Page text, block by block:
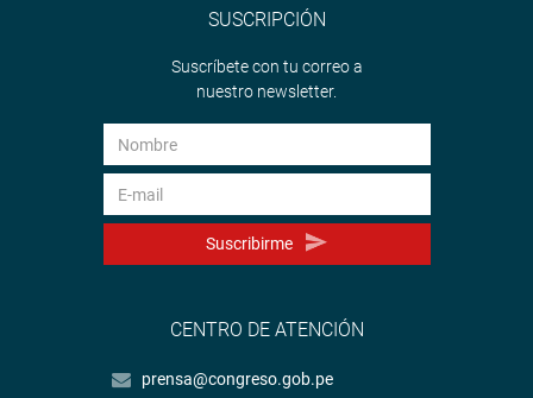
SUSCRIPCIÓN
Suscríbete con tu correo a
nuestro newsletter.
Suscribirme
CENTRO DE ATENCIÓN
prensa@congreso.gob.pe